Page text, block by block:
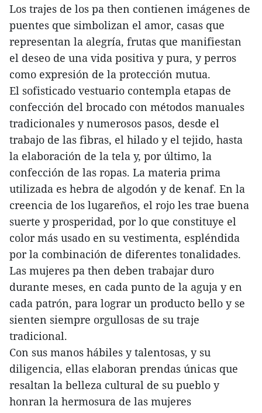
Los trajes de los pa then contienen imágenes de
puentes que simbolizan el amor, casas que
representan la alegría, frutas que manifiestan
el deseo de una vida positiva y pura, y perros
como expresión de la protección mutua.
El sofisticado vestuario contempla etapas de
confección del brocado con métodos manuales
tradicionales y numerosos pasos, desde el
trabajo de las fibras, el hilado y el tejido, hasta
la elaboración de la tela y, por último, la
confección de las ropas. La materia prima
utilizada es hebra de algodón y de kenaf. En la
creencia de los lugareños, el rojo les trae buena
suerte y prosperidad, por lo que constituye el
color más usado en su vestimenta, espléndida
por la combinación de diferentes tonalidades.
Las mujeres pa then deben trabajar duro
durante meses, en cada punto de la aguja y en
cada patrón, para lograr un producto bello y se
sienten siempre orgullosas de su traje
tradicional.
Con sus manos hábiles y talentosas, y su
diligencia, ellas elaboran prendas únicas que
resaltan la belleza cultural de su pueblo y
honran la hermosura de las mujeres